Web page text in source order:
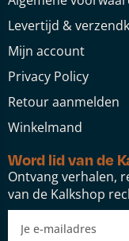
Levertijd &
Mijn account
Privacy Policy
Retour aanmelden
Winkelmand
Word lid van de
Ontvang verhalen,
van de Kalkshop